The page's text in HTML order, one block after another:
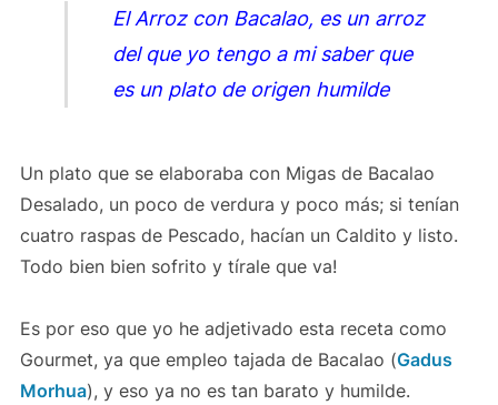
El Arroz con Bacalao, es un arroz
del que yo tengo a mi saber que
es un plato de origen humilde
Un plato que se elaboraba con Migas de Bacalao
Desalado, un poco de verdura y poco más; si tenían
cuatro raspas de Pescado, hacían un Caldito y listo.
Todo bien bien sofrito y tírale que va!
Es por eso que yo he adjetivado esta receta como
Gourmet, ya que empleo tajada de Bacalao (Gadus
Morhua), y eso ya no es tan barato y humilde.